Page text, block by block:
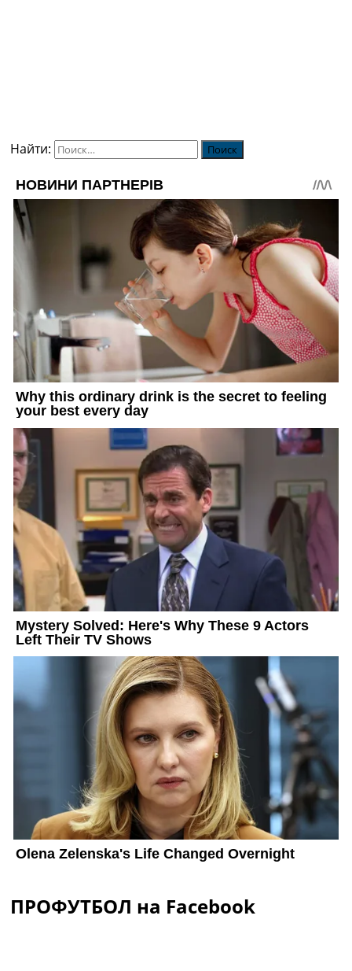
Найти:
ПРОФУТБОЛ на Facebook